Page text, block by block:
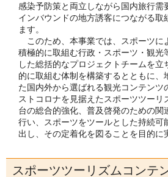
感染予防策と両立しながら国内旅行需
インバウンドの地方誘客につながる取
ます。
このため、本事業では、スポーツに
積極的に取組む行政・スポーツ・観光
した総括的なプロジェクトチームを
的に取組む体制を構築するとともに、
た国内外から選ばれる観光コンテンツ
ストコロナを見据えたスポーツツーリ
台の総合的強化、普及啓発のための関
行い、スポーツをツールとした持続可
出し、その定着化を図ることを目的に
スポーツツーリズムコンテ